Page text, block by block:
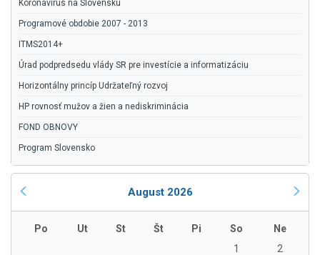
Koronavírus na Slovensku
Programové obdobie 2007 - 2013
ITMS2014+
Úrad podpredsedu vlády SR pre investície a informatizáciu
Horizontálny princíp Udržateľný rozvoj
HP rovnosť mužov a žien a nediskriminácia
FOND OBNOVY
Program Slovensko
August 2026
Po Ut St Št Pi So
Ne
1
2